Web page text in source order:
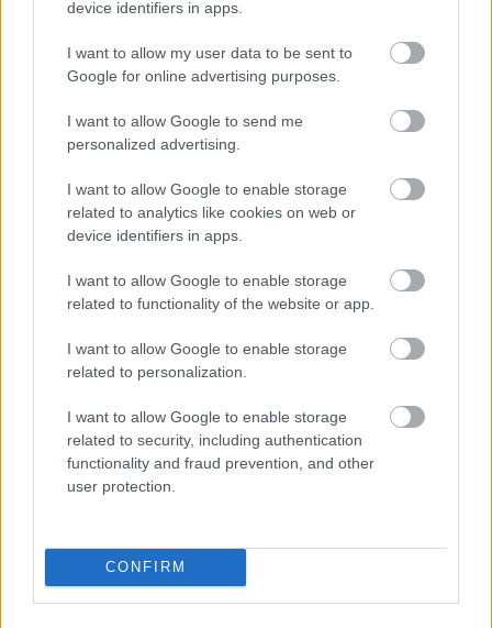
device identifiers in apps.
I want to allow my user data to be sent to
Google for online advertising purposes.
I want to allow Google to send me
personalized advertising.
I want to allow Google to enable storage
related to analytics like cookies on web or
device identifiers in apps.
I want to allow Google to enable storage
related to functionality of the website or app.
I want to allow Google to enable storage
related to personalization.
I want to allow Google to enable storage
related to security, including authentication
functionality and fraud prevention, and other
user protection.
CONFIRM
deja ar Eirovīzijas zvaigzni
17.00 jūs tracina?
Numerologi izceļ četrus
kuru īpašniekiem
brīvība ir īpaši svarīga
Elīna Didrihsone atklāj,
kā iemācījusies
par viņu tiek runāts